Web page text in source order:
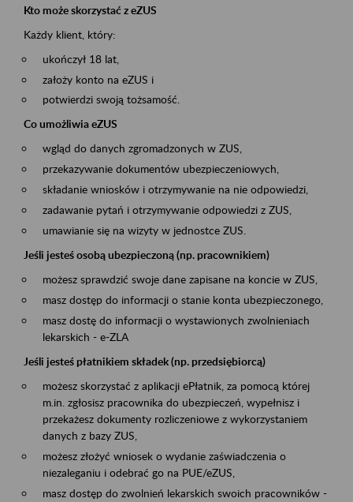
Kto może skorzystać z eZUS
Każdy klient, który:
ukończył 18 lat,
założy konto na eZUS i
potwierdzi swoją tożsamość.
Co umożliwia eZUS
wgląd do danych zgromadzonych w ZUS,
przekazywanie dokumentów ubezpieczeniowych,
składanie wniosków i otrzymywanie na nie odpowiedzi,
zadawanie pytań i otrzymywanie odpowiedzi z ZUS,
umawianie się na wizyty w jednostce ZUS.
Jeśli jesteś osobą ubezpieczoną (np. pracownikiem)
możesz sprawdzić swoje dane zapisane na koncie w ZUS,
masz dostęp do informacji o stanie konta ubezpieczonego,
masz dostę do informacji o wystawionych zwolnieniach
lekarskich - e-ZLA
Jeśli jesteś płatnikiem składek (np. przedsiębiorcą)
możesz skorzystać z aplikacji ePłatnik, za pomocą której
m.in. zgłosisz pracownika do ubezpieczeń, wypełnisz i
przekażesz dokumenty rozliczeniowe z wykorzystaniem
danych z bazy ZUS,
możesz złożyć wniosek o wydanie zaświadczenia o
niezaleganiu i odebrać go na PUE/eZUS,
masz dostęp do zwolnień lekarskich swoich pracowników -